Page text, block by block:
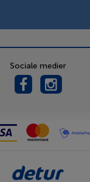
Sociale medier